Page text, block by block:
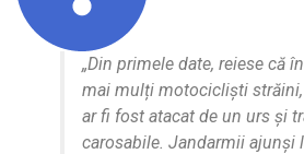
„Din primele date, reiese că
mai mulți motocicliști
ar fi fost atacat de un urs și
carosabile. Jandarmii ajunși